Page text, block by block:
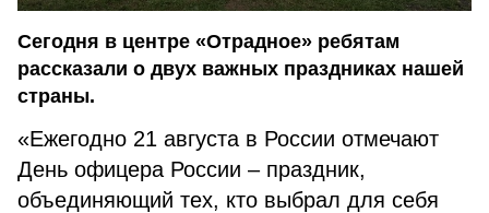
Сегодня в центре «Отрадное» ребятам
рассказали о двух важных праздниках нашей
страны.
«Ежегодно 21 августа в России отмечают
День офицера России – праздник,
объединяющий тех, кто выбрал для себя